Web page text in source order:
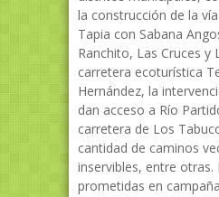
la construcción de la
Tapia con Sabana
Ranchito, Las Cruces y
carretera ecoturística
Hernández, la
dan acceso a Río
carretera de Los
cantidad de caminos
inservibles, entre otras.
prometidas en